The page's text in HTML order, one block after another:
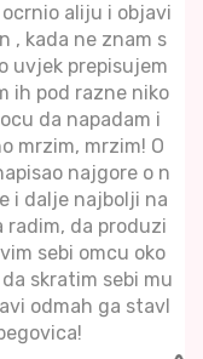
aliju i objavi
, kada ne znam s
uvjek prepisujem
ih pod razne niko
da napadam i
mrzim, mrzim! O
najgore o n
i dalje najbolji na
radim, da produzi
sebi omcu oko
skratim sebi mu
odmah ga stavl